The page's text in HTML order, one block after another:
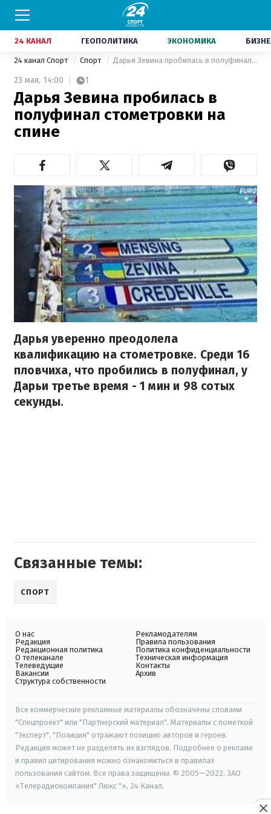
24 КАНАЛ ГЕОПОЛИТИКА ЭКОНОМИКА
24 канал Спорт Спорт Дарья Зевина пробилась в полуфинал стометровки на спине
23 мая, 14:00 1
Дарья Зевина пробилась в
полуфинал стометровки на
спине
Дарья уверенно преодолела
квалификацию на стометровке. Среди 16
пловчиха, что пробились в полуфинал, у
Дарьи третье время - 1 мин и 98 сотых
секунды.
Связанные темы:
СПОРТ
О нас
Редакция
Редакционная политика
О телеканале
Телеведущие
Вакансии
Структура собственности
Рекламодателям
Правила пользования
Политика конфиденциальности
Техническая информация
Контакты
Архив
Все коммерческие рекламные материалы обозначены словами
"Спецпроект" или "Партнерский материал". Материалы с пометкой
"Эксперт", "Позиция" отражают позицию авторов и героев.
Редакция может не разделять их взглядов. Подробнее о рекламе
и правил цитирования можно ознакомиться в правилах
пользования сайтом. Все права защищены. © 2005—2022, ЗАО
«Телерадиокомпания" Люкс "», 24 Канал.